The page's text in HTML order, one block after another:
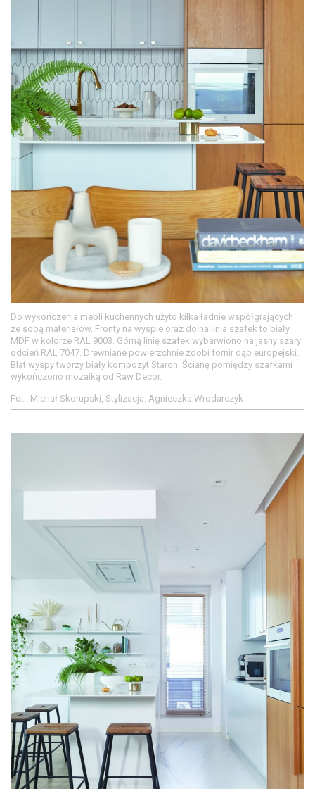
Do wykończenia mebli kuchennych użyto kilka ładnie współgrających
ze sobą materiałów. Fronty na wyspie oraz dolna linia szafek to biały
MDF w kolorze RAL 9003. Górną linię szafek wybarwiono na jasny szary
odcień RAL 7047. Drewniane powierzchnie zdobi fornir dąb europejski.
Blat wyspy tworzy biały kompozyt Staron. Ścianę pomiędzy szafkami
wykończono mozaiką od Raw Decor.
Fot.: Michał Skorupski, Stylizacja: Agnieszka Wrodarczyk